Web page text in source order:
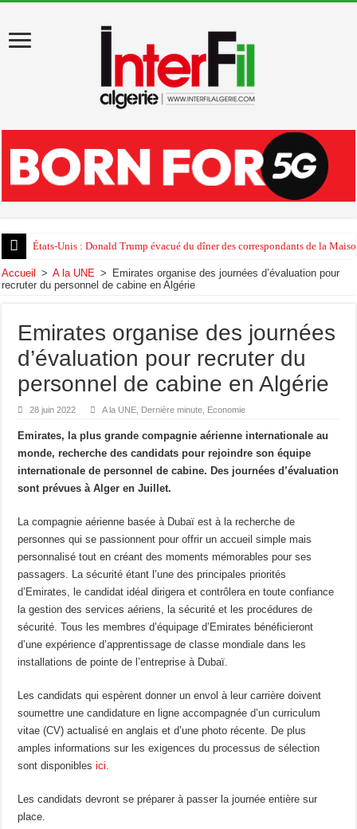
États-Unis : Donald Trump évacué du dîner des correspondants de la
Accueil > A la UNE >
Emirates organise des journées d’évaluation pour
recruter du personnel de cabine en Algérie
Emirates organise des journées
d’évaluation pour recruter du
personnel de cabine en Algérie
28 juin 2022 A la UNE Dernière minute Economie
Emirates, la plus grande compagnie aérienne internationale au
monde, recherche des candidats pour rejoindre son équipe
internationale de personnel de cabine. Des journées d’évaluation
sont prévues à Alger en Juillet.
La compagnie aérienne basée à Dubaï est à la recherche de
personnes qui se passionnent pour offrir un accueil simple mais
personnalisé tout en créant des moments mémorables pour ses
passagers. La sécurité étant l’une des principales priorités
d’Emirates, le candidat idéal dirigera et contrôlera en toute confiance
la gestion des services aériens, la sécurité et les procédures de
sécurité. Tous les membres d’équipage d’Emirates bénéficieront
d’une expérience d’apprentissage de classe mondiale dans les
installations de pointe de l’entreprise à Dubaï.
Les candidats qui espèrent donner un envol à leur carrière doivent
soumettre une candidature en ligne accompagnée d’un curriculum
vitae (CV) actualisé en anglais et d’une photo récente. De plus
amples informations sur les exigences du processus de sélection
sont disponiblesici
Les candidats devront se préparer à passer la journée entière sur
place.